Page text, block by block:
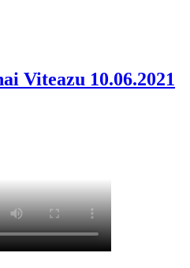
Viteazu 10.06.2021